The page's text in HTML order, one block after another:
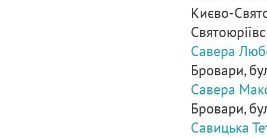
Києво-
Савера
Бровари,
Савера
Бровари,
Савицька